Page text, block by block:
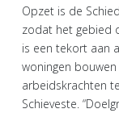
Opzet is de
zodat het gebied
is een tekort aan
woningen
arbeidskrachten
Schieveste.